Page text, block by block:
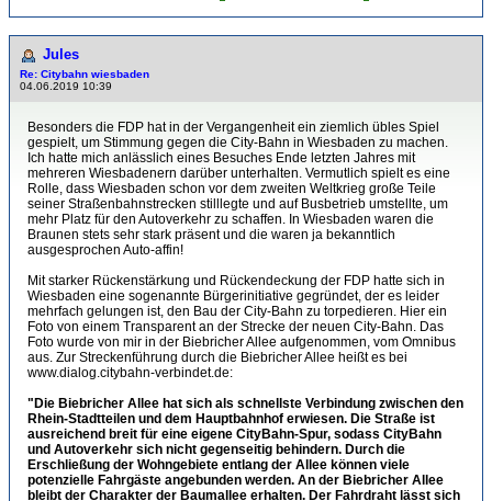
Jules
Re: Citybahn wiesbaden
04.06.2019 10:39
Besonders die FDP hat in der Vergangenheit ein ziemlich übles Spiel
gespielt, um Stimmung gegen die City-Bahn in Wiesbaden zu machen.
Ich hatte mich anlässlich eines Besuches Ende letzten Jahres mit
mehreren Wiesbadenern darüber unterhalten. Vermutlich spielt es eine
Rolle, dass Wiesbaden schon vor dem zweiten Weltkrieg große Teile
seiner Straßenbahnstrecken stilllegte und auf Busbetrieb umstellte, um
mehr Platz für den Autoverkehr zu schaffen. In Wiesbaden waren die
Braunen stets sehr stark präsent und die waren ja bekanntlich
ausgesprochen Auto-affin!
Mit starker Rückenstärkung und Rückendeckung der FDP hatte sich in
Wiesbaden eine sogenannte Bürgerinitiative gegründet, der es leider
mehrfach gelungen ist, den Bau der City-Bahn zu torpedieren. Hier ein
Foto von einem Transparent an der Strecke der neuen City-Bahn. Das
Foto wurde von mir in der Biebricher Allee aufgenommen, vom Omnibus
aus. Zur Streckenführung durch die Biebricher Allee heißt es bei
www.dialog.citybahn-verbindet.de:
"Die Biebricher Allee hat sich als schnellste Verbindung zwischen den
Rhein-Stadtteilen und dem Hauptbahnhof erwiesen. Die Straße ist
ausreichend breit für eine eigene CityBahn-Spur, sodass CityBahn
und Autoverkehr sich nicht gegenseitig behindern. Durch die
Erschließung der Wohngebiete entlang der Allee können viele
potenzielle Fahrgäste angebunden werden. An der Biebricher Allee
bleibt der Charakter der Baumallee erhalten. Der Fahrdraht lässt sich